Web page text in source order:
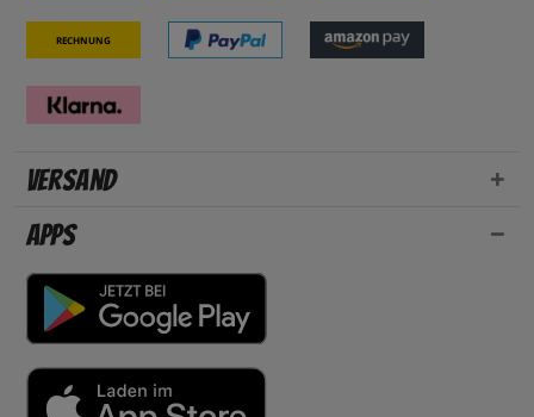
Rechnung
Versand
Apps